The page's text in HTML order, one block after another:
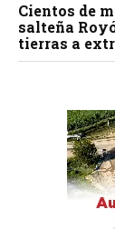
Cientos de
salteña
tierras a